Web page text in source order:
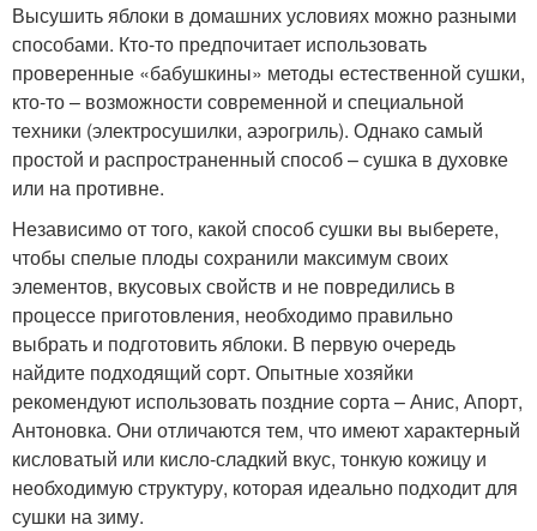
Высушить яблоки в домашних условиях можно разными
способами. Кто-то предпочитает использовать
проверенные «бабушкины» методы естественной сушки,
кто-то – возможности современной и специальной
техники (электросушилки, аэрогриль). Однако самый
простой и распространенный способ – сушка в духовке
или на противне.
Независимо от того, какой способ сушки вы выберете,
чтобы спелые плоды сохранили максимум своих
элементов, вкусовых свойств и не повредились в
процессе приготовления, необходимо правильно
выбрать и подготовить яблоки. В первую очередь
найдите подходящий сорт. Опытные хозяйки
рекомендуют использовать поздние сорта – Анис, Апорт,
Антоновка. Они отличаются тем, что имеют характерный
кисловатый или кисло-сладкий вкус, тонкую кожицу и
необходимую структуру, которая идеально подходит для
сушки на зиму.